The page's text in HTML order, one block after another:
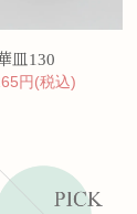
皿130
円(税込)